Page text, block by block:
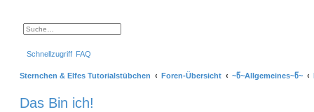
t
e
Schnellzugriff FAQ
Sternchen & Elfes Tutorialstübchen Foren-Übersicht ~წ~Allgemeines~წ~
Das Bin ich!